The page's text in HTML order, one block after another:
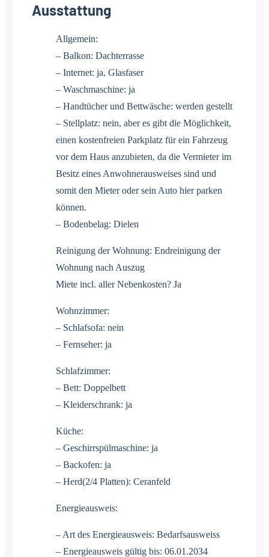
Ausstattung
Allgemein:
– Balkon: Dachterrasse
– Internet: ja, Glasfaser
– Waschmaschine: ja
– Handtücher und Bettwäsche: werden gestellt
– Stellplatz: nein, aber es gibt die Möglichkeit,
einen kostenfreien Parkplatz für ein Fahrzeug
vor dem Haus anzubieten, da die Vermieter im
Besitz eines Anwohnerausweises sind und
somit den Mieter oder sein Auto hier parken
können.
– Bodenbelag: Dielen
Reinigung der Wohnung: Endreinigung der
Wohnung nach Auszug
Miete incl. aller Nebenkosten? Ja
Wohnzimmer:
– Schlafsofa: nein
– Fernseher: ja
Schlafzimmer:
– Bett: Doppelbett
– Kleiderschrank: ja
Küche:
– Geschirrspülmaschine: ja
– Backofen: ja
– Herd(2/4 Platten): Ceranfeld
Energieausweis:
– Art des Energieausweis: Bedarfsausweiss
– Energieausweis gültig bis: 06.01.2034